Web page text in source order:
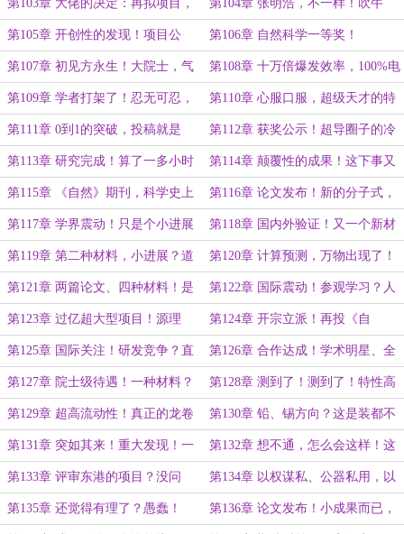
第103章 大佬的决定：再拟项目，
绕过高科司！
第104章 张明浩，不一样！吹牛
啊，又不用交税……
第105章 开创性的发现！项目公
开：对错，重要吗！
第106章 自然科学一等奖！
第107章 初见方永生！大院士，气
场就是强！
第108章 十万倍爆发效率，100%电
光转化！求解方程，乐于助人……
第109章 学者打架了！忍无可忍，
谁向谁道歉？
第110章 心服口服，超级天才的特
质！
第111章 0到1的突破，投稿就是
CNS！
第112章 获奖公示！超导圈子的冷
笑话……
第113章 研究完成！算了一多小时
的分子式……
第114章 颠覆性的成果！这下事又
大了……
第115章 《自然》期刊，科学史上
的趣闻？
第116章 论文发布！新的分子式，
赶紧找啊！
第117章 学界震动！只是个小进展
而已……
第118章 国内外验证！又一个新材
料？又有事干了！
第119章 第二种材料，小进展？道
生一、一生二、二生三……
第120章 计算预测，万物出现了！
科技革命的曙光……
第121章 两篇论文、四种材料！是
非常非常确定啊……
第122章 国际震动！参观学习？人
和人是不一样的……
第123章 过亿超大型项目！源理
论，必须我们来主导……
第124章 开宗立派！再投《自
然》，上帝的安排……
第125章 国际关注！研发竞争？直
接一口气做出来！
第126章 合作达成！学术明星、全
民偶像？师妹啊……
第127章 院士级待遇！一种材料？
不，是多种材料！
第128章 测到了！测到了！特性高
到能制造风暴……
第129章 超高流动性！真正的龙卷
风制造器？
第130章 铅、锡方向？这是装都不
装了！
第131章 突如其来！重大发现！一
片狼藉的实验室……
第132章 想不通，怎么会这样！这
是同样的问题……
第133章 评审东港的项目？没问
题！这下落我手里了……
第134章 以权谋私、公器私用，以
个人影响制造学术垄断！
第135章 还觉得有理了？愚蠢！ 第136章 论文发布！小成果而已，